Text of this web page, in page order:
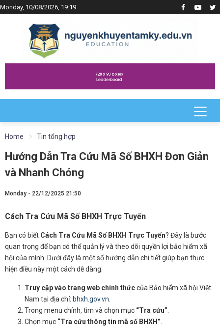
Monday, 10/08/2026, 19:19
Home Tin tổng hợp
Hướng Dẫn Tra Cứu Mã Số BHXH Đơn Giản
và Nhanh Chóng
Monday - 22/12/2025 21:50
Cách Tra Cứu Mã Số BHXH Trực Tuyến
Bạn có biết Cách Tra Cứu Mã Số BHXH Trực Tuyến? Đây là bước
quan trọng để bạn có thể quản lý và theo dõi quyền lợi bảo hiểm xã
hội của mình. Dưới đây là một số hướng dẫn chi tiết giúp bạn thực
hiện điều này một cách dễ dàng:
Truy cập vào trang web chính thứccủa Bảo hiểm xã hội Việt
Nam tại địa chỉ: bhxh.gov.vn
Trong menu chính, tìm và chọn mục “Tra cứu”
Chọn mục “Tra cứu thông tin mã số BHXH”